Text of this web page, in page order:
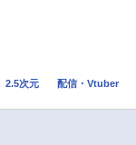
2.5次元 配信・Vtuber